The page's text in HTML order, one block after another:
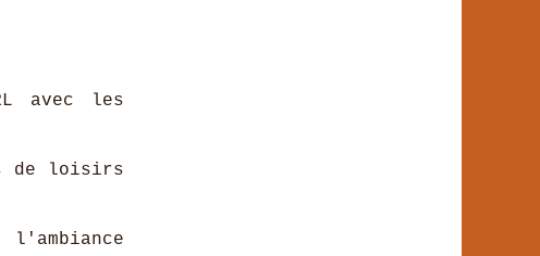
avec les
de loisirs